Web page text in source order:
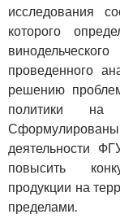
исследования
которого
проведенного
решению
политики на
Сформулированы
деятельности
повысить
продукции на
пределами.